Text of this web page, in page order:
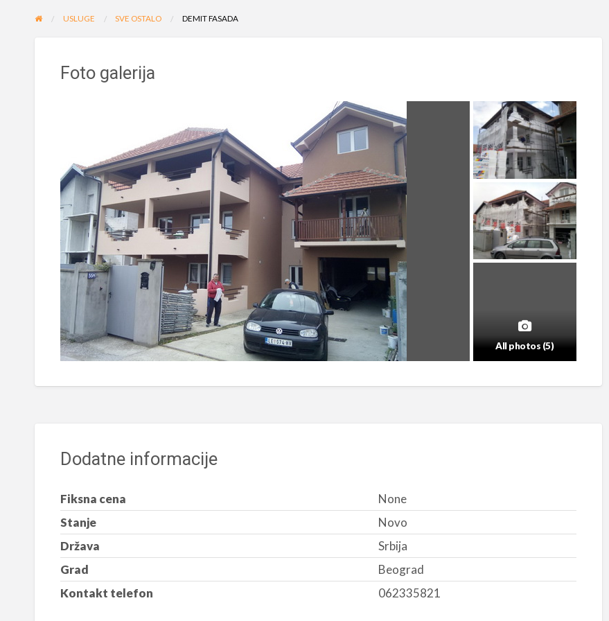
USLUGE SVE OSTALO DEMIT FASADA
Foto galerija
All photos (5)
Dodatne informacije
Fiksna cena
None
Stanje
Novo
Država
Srbija
Grad
Beograd
Kontakt telefon
062335821